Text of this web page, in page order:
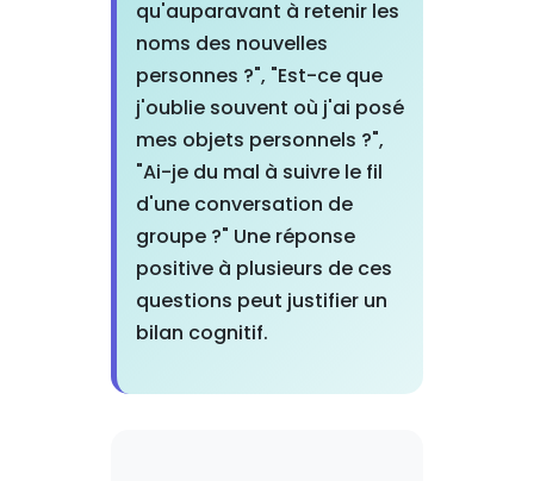
qu'auparavant à retenir les
noms des nouvelles
personnes ?", "Est-ce que
j'oublie souvent où j'ai posé
mes objets personnels ?",
"Ai-je du mal à suivre le fil
d'une conversation de
groupe ?" Une réponse
positive à plusieurs de ces
questions peut justifier un
bilan cognitif.